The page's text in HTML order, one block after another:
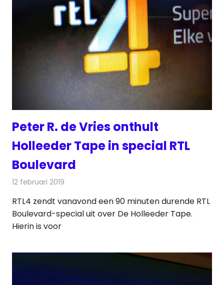
Peter R. de Vries onthult
Holleeder Tape in special RTL
Boulevard
12 februari 2019
RTL4 zendt vanavond een 90 minuten durende RTL
Boulevard-special uit over De Holleeder Tape.
Hierin is voor